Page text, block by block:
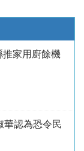
家用廚餘機
認為恐令民